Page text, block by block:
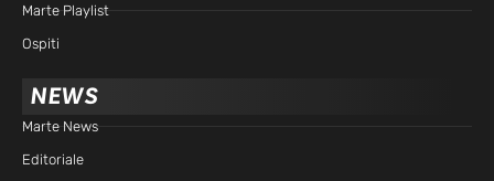
Marte Playlist
Ospiti
NEWS
Marte News
Editoriale